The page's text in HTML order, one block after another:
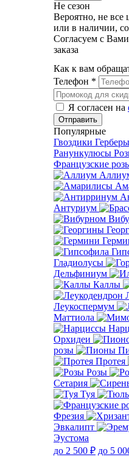
Не сезон
Вероятно, не все
или в наличии,
Согласуем с
заказа
Как к вам
Телефон *
Я согласен на
Популярные
Гвоздики Герберы
Ранункулюсы
Французские
Антуриум
Гладиолусы
Дельфиниум
Каллы
Леукоспермум
Маттиола
Орхидеи
розы
Протея
Розы
Сетария
Туя
Фрезия
Эвкалипт
Эустома
до 2 500 ₽ до 5